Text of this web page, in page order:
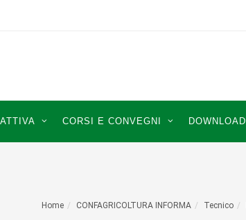
CORSI E CONVEGNI DOWNLOAD
Home CONFAGRICOLTURA INFORMA Tecnico